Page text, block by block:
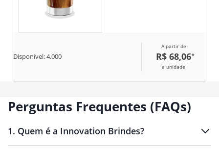
Disponível:4.000
A partir de
R$ 68,06*
a unidade
Perguntas Frequentes (FAQs)
1. Quem é a Innovation Brindes?